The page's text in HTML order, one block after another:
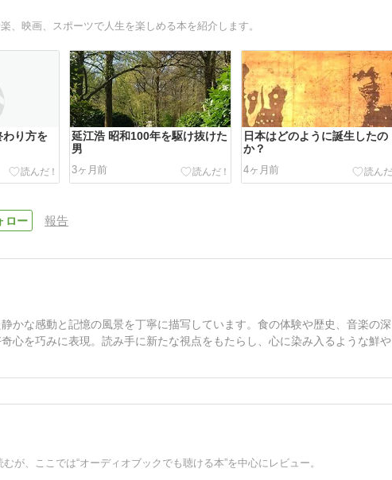
映画、スポーツで人生を楽しめる本を紹介します。
わり方を
延江浩 昭和100年を駆け抜けた
男
3ヶ月前
日本はどのように誕生したの
か？
4ヶ月前
報告
かな感動と記憶の風景を丁寧に描写しています。食の体験や歴史、音楽の深
心を巧みに表現。読み手に新たな視点をもたらし、心に染み入るような鮮や
が、ここでは“オーディオブックでも聴ける本”を中心にレビュー。